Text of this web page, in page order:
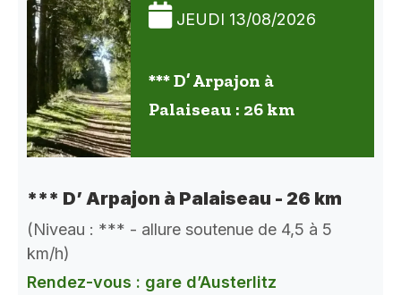
JEUDI 13/08/2026
*** D’ Arpajon à
Palaiseau : 26 km
*** D’ Arpajon à Palaiseau - 26 km
(Niveau : *** - allure soutenue de 4,5 à 5
km/h)
Rendez-vous : gare d’Austerlitz